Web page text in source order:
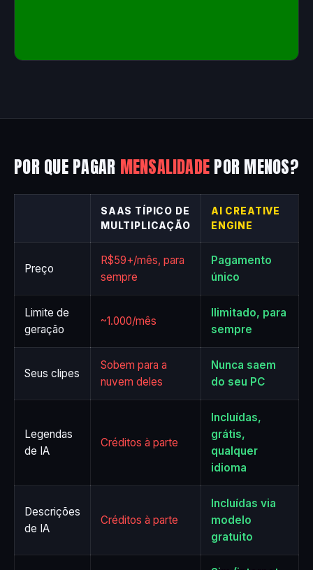
POR QUE PAGAR MENSALIDADEPOR MENOS?
SAAS TÍPICO DE
MULTIPLICAÇÃO
AI CREATIVE
ENGINE
Preço
R$59+/mês, para
sempre
Pagamento
único
Limite de
geração
~1.000/mês
Ilimitado, para
sempre
Seus clipes
Sobem para a
nuvem deles
Nunca saem
do seu PC
Legendas
de IA
Créditos à parte
Incluídas,
grátis,
qualquer
idioma
Descrições
de IA
Créditos à parte
Incluídas via
modelo
gratuito